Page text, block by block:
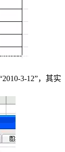
3-12”，其实